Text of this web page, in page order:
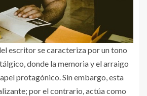
escritor se caracteriza por un tono
donde la memoria y el arraigo
protagónico. Sin embargo, esta
por el contrario, actúa como